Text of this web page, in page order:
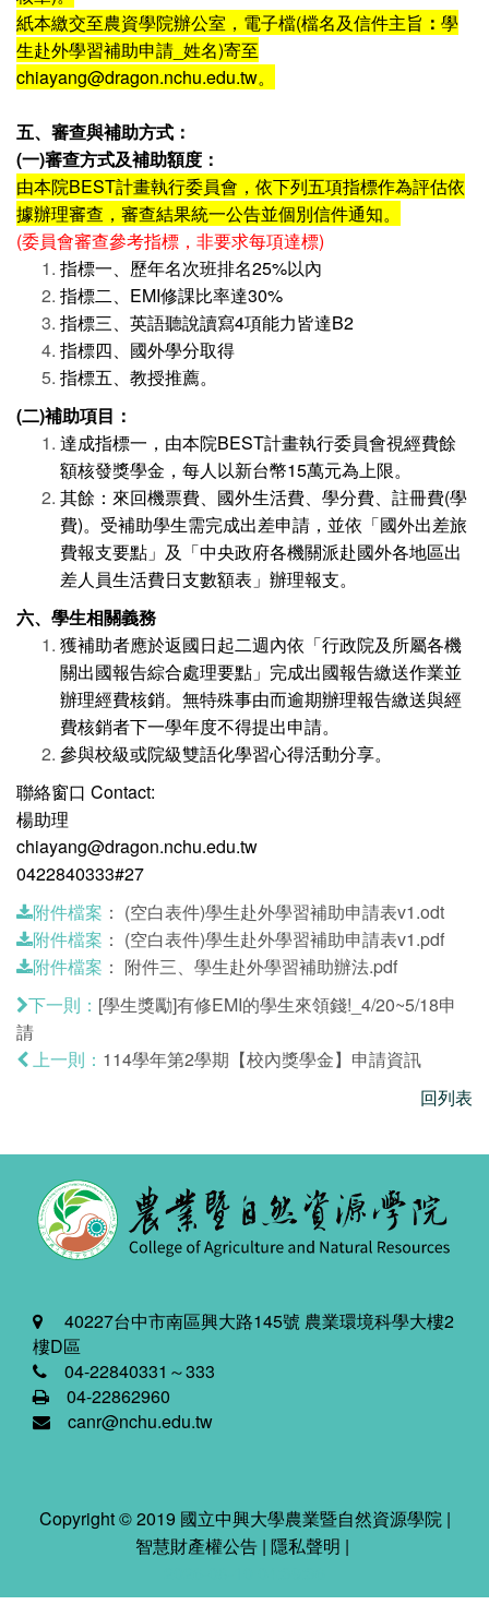
紙本繳交至農資學院辦公室，電子檔(檔名及信件主旨 ： 學
生赴外學習補助申請_姓名)寄至
chiayang@dragon.nchu.edu.tw。
五、審查與補助方式：
(一)審查方式及補助額度：
由本院BEST計畫執行委員會，依下列五項指標作為評估依
據辦理審查，審查結果統一公告並個別信件通知。
(委員會審查參考指標，非要求每項達標)
指標一、歷年名次班排名25%以內
指標二、EMI修課比率達30%
指標三、英語聽說讀寫4項能力皆達B2
指標四、國外學分取得
指標五、教授推薦。
(二)補助項目：
達成指標一，由本院BEST計畫執行委員會視經費餘
額核發獎學金，每人以新台幣15萬元為上限。
其餘：來回機票費、國外生活費、學分費、註冊費(學
費)。受補助學生需完成出差申請，並依「國外出差旅
費報支要點」及「中央政府各機關派赴國外各地區出
差人員生活費日支數額表」辦理報支。
六、學生相關義務
獲補助者應於返國日起二週內依「行政院及所屬各機
關出國報告綜合處理要點」完成出國報告繳送作業並
辦理經費核銷。無特殊事由而逾期辦理報告繳送與經
費核銷者下一學年度不得提出申請。
參與校級或院級雙語化學習心得活動分享。
聯絡窗口 Contact:
楊助理
chiayang@dragon.nchu.edu.tw
0422840333#27
附件檔案 ： (空白表件)學生赴外學習補助申請表v1.odt
附件檔案 ： (空白表件)學生赴外學習補助申請表v1.pdf
附件檔案 ： 附件三、學生赴外學習補助辦法.pdf
下一則： [學生獎勵]有修EMI的學生來領錢!_4/20~5/18申
請
上一則： 114學年第2學期【校內獎學金】申請資訊
回列表
40227台中市南區興大路145號 農業環境科學大樓2
樓D區
04-22840331～333
04-22862960
canr@nchu.edu.tw
Copyright © 2019 國立中興大學農業暨自然資源學院 |
智慧財產權公告 | 隱私聲明 |